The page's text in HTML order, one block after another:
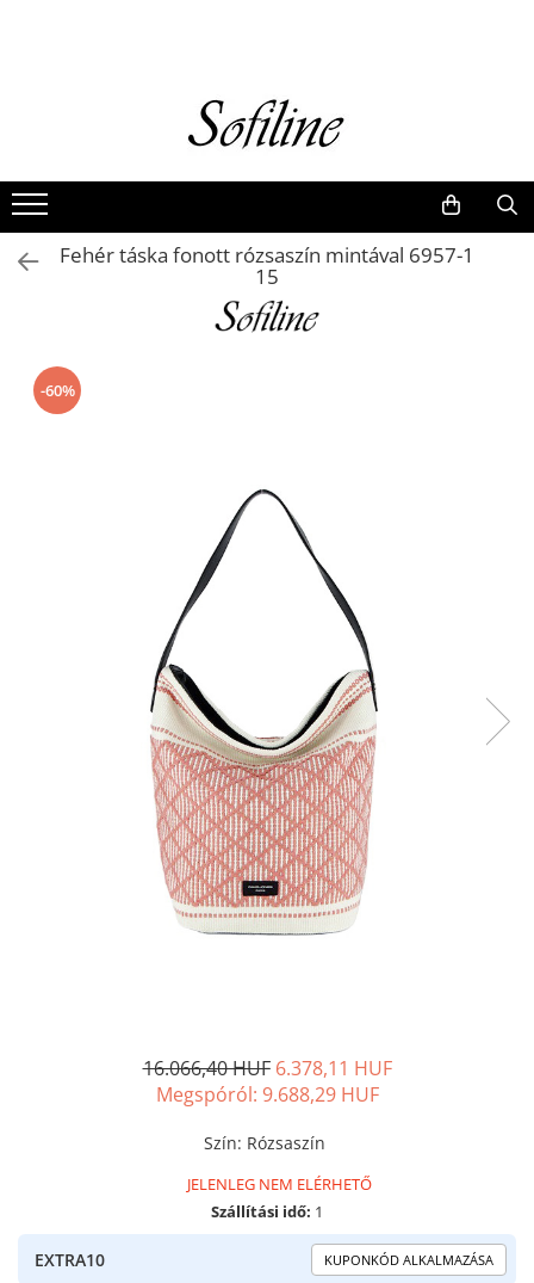
Valódi bőr
Hátizsákok
Elegáns kistáskák
Fehér táska fonott rózsaszín mintával 6957-1
15
-60%
16.066,40 HUF 6.378,11 HUF
Megspóról: 9.688,29 HUF
Szín: Rózsaszín
JELENLEG NEM ELÉRHETŐ
Szállítási idő: 1
EXTRA10 KUPONKÓD ALKALMAZÁSA